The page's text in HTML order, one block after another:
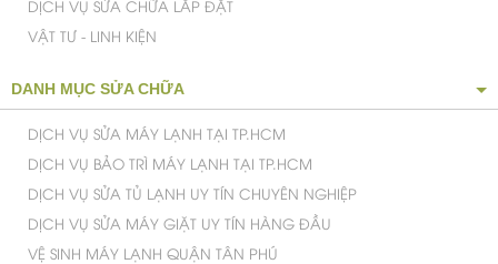
DỊCH VỤ SỬA CHỮA LẮP ĐẶT
VẬT TƯ - LINH KIỆN
DANH MỤC SỬA CHỮA
DỊCH VỤ SỬA MÁY LẠNH TẠI TP.HCM
DỊCH VỤ BẢO TRÌ MÁY LẠNH TẠI TP.HCM
DỊCH VỤ SỬA TỦ LẠNH UY TÍN CHUYÊN NGHIỆP
DỊCH VỤ SỬA MÁY GIẶT UY TÍN HÀNG ĐẦU
VỆ SINH MÁY LẠNH QUẬN TÂN PHÚ